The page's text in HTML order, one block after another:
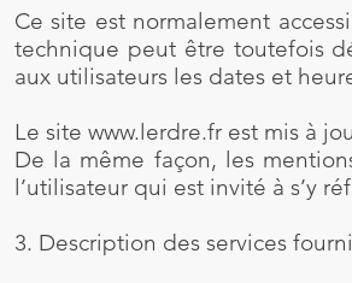
Ce site est normalement
technique peut être toutefois
aux utilisateurs les dates et
Le site www.lerdre.fr est mis à
De la même façon, les
l’utilisateur qui est invité à s’y
3. Description des services